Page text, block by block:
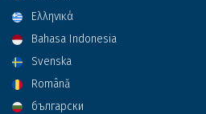
Ελληνικά
Bahasa Indonesia
Svenska
Română
български